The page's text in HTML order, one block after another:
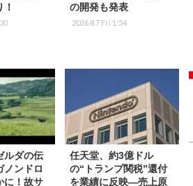
の開発も発表
2026.8.7 Fri 1:54
ルダの伝
ノンドロ
に！故サ
任天堂、約3億ドル
の“トランプ関税”還付
を業績に反映―売上原